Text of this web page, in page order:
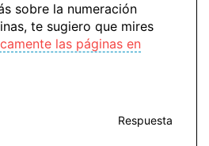
sobre la numeración
te sugiero que mires
las páginas en
Respuesta